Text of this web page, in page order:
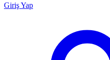
Giriş Yap